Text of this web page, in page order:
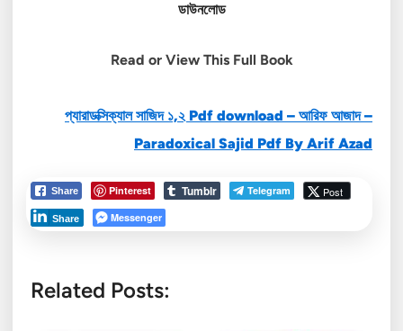
ডাউনলোড
Read or View This Full Book
প্যারাডক্সিক্যাল সাজিদ ১,২ Pdf download – আরিফ আজাদ –
Paradoxical Sajid Pdf By Arif Azad
Share Pinterest Tumblr Telegram Post
Share Messenger
Related Posts: